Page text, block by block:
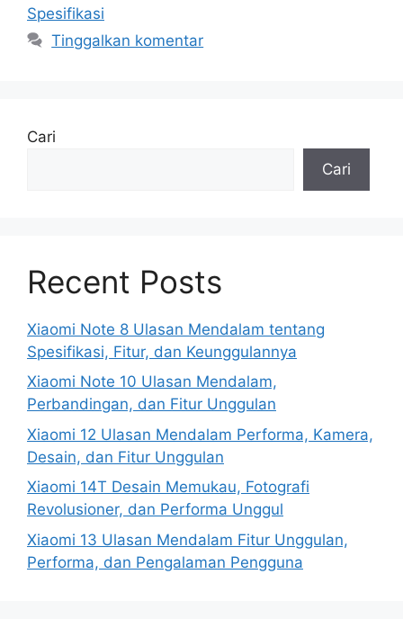
Spesifikasi
Tinggalkan komentar
Cari
Cari
Recent Posts
Xiaomi Note 8 Ulasan Mendalam tentang
Spesifikasi, Fitur, dan Keunggulannya
Xiaomi Note 10 Ulasan Mendalam,
Perbandingan, dan Fitur Unggulan
Xiaomi 12 Ulasan Mendalam Performa, Kamera,
Desain, dan Fitur Unggulan
Xiaomi 14T Desain Memukau, Fotografi
Revolusioner, dan Performa Unggul
Xiaomi 13 Ulasan Mendalam Fitur Unggulan,
Performa, dan Pengalaman Pengguna